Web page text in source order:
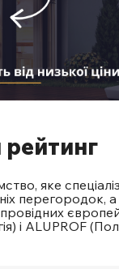
яке
перегородок,
і ALUPROF